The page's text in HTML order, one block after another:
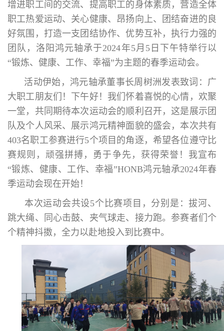
增进职工间的交流、提高职工的身体素质，营造全体
职工热爱运动、关心健康、昂扬向上、团结奋进的良
好氛围，打造一支团结协作、优势互补，执行力强的
团队，洛阳鸿元轴承于2024年5月5日下午特举行以
“锻炼、健康、工作、幸福”为主题的春季运动会。
活动伊始，鸿元轴承董事长周树洲发表致词：广
大职工朋友们！下午好！我们怀着喜悦的心情，欢聚
一堂，共同期待本次运动会的顺利召开，这是展示团
队及个人风采、展示鸿元精神面貌的盛会，本次共有
403名职工参赛进行5个项目的角逐，希望各位遵守比
赛规则，顽强拼搏，勇于争先，获得荣誉！我宣布
“锻炼、健康、工作、幸福”HONB鸿元轴承2024年春
季运动会现在开始！
本次运动会共设5个比赛项目，分别是：拔河、
跳大绳、同心击鼓、夹气球走、接力跑。参赛者们个
个精神抖擞，全力以赴地投入到比赛中。